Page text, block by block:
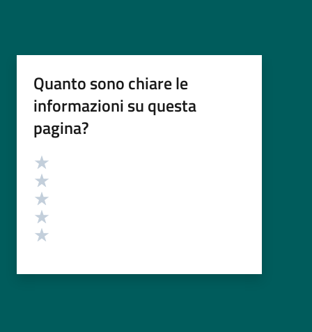
Quanto sono chiare le
informazioni su questa
pagina?
Valutazione